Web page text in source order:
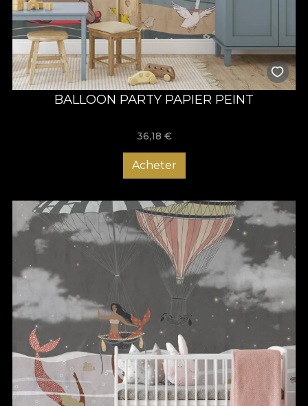
BALLOON PARTY PAPIER PEINT
36,18 €
Acheter